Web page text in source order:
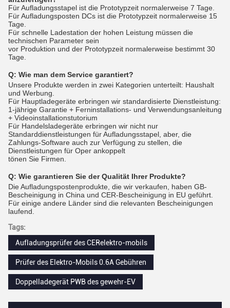
Für Aufladungsstapel ist die Prototypzeit normalerweise 7 Tage.
Für Aufladungsposten DCs ist die Prototypzeit normalerweise 15
Tage.
Für schnelle Ladestation der hohen Leistung müssen die
technischen Parameter sein
vor Produktion und der Prototypzeit normalerweise bestimmt 30
Tage.
Q: Wie man dem Service garantiert?
Unsere Produkte werden in zwei Kategorien unterteilt: Haushalt
und Werbung.
Für Hauptladegeräte erbringen wir standardisierte Dienstleistung:
1-jährige Garantie + Ferninstallations- und Verwendungsanleitung
+ Videoinstallationstutorium
Für Handelsladegeräte erbringen wir nicht nur
Standarddienstleistungen für Aufladungsstapel, aber, die
Zahlungs-Software auch zur Verfügung zu stellen, die
Dienstleistungen für Oper ankoppelt
tönen Sie Firmen.
Q: Wie garantieren Sie der Qualität Ihrer Produkte?
Die Aufladungspostenprodukte, die wir verkaufen, haben GB-
Bescheinigung in China und CER-Bescheinigung in EU geführt.
Für einige andere Länder sind die relevanten Bescheinigungen
laufend.
Tags:
Aufladungsprüfer des CERelektro-mobils
Prüfer des Elektro-Mobils 0.6A Gebühren
Doppelladegerät PWB des gewehr-EV